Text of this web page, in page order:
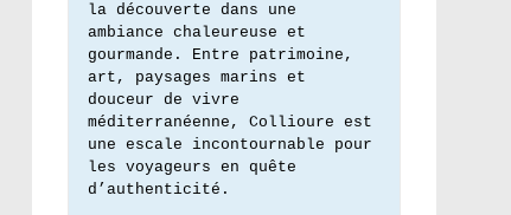
la découverte dans une
ambiance chaleureuse et
gourmande. Entre patrimoine,
art, paysages marins et
douceur de vivre
méditerranéenne, Collioure est
une escale incontournable pour
les voyageurs en quête
d’authenticité.